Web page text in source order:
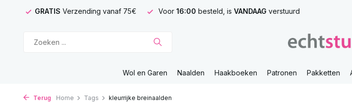
GRATIS Verzending vanaf 75€ Voor 16:00 besteld, is VANDAAG verstuurd
Wol en Garen Naalden Haakboeken Patronen Pakketten
Terug Home Tags kleurrijke breinaalden